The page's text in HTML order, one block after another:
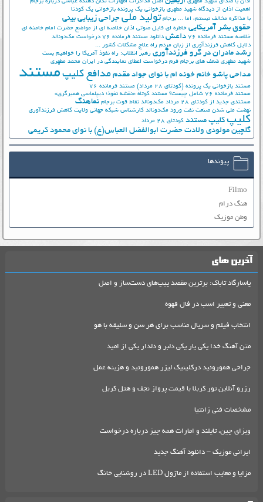
اذان با صدای شهید مطهری اصل مذاکرات اظهارات تکان دهنده عباسی درباره برجام
اهمیت اذان از دیدگاه شهید مطهری بازخوانی یک پرونده بازخوانی یک کودتا
با مذاکره مخالف نیستم، اما ... برجام تولید ملی جراحی زیبایی بینی
حقوق بشر آمریکایی خاطره ای فایل صوتی اذان خلاصه ای از مواضع حضرت امام خامنه ای
خلاصه مستند فرمانده 76
داعش دانلود مستند فرمانده 76
درخواست مک‌دونالد
دلایل کاهش فرزندآوری از زبان مردم راه علاج مشکلات کشور ...
رشد مادران در گرو فرزندآوری رهبر انقلاب: راه نفوذ آمریکا را خواهیم بست
شهید مطهری ضعف های برجام فرم درخواست اعطای نمایندگی در ایران محمد مطهری
مداحی پاشو خانم خونه ام با نوای جواد مقدم مدافع کلیپ مستند
مستند بازخوانی یک پرونده (کودتای 28 مرداد)
مستند فرمانده 76
مستند فرمانده 76 شامل چیست؟
مستند کوتاه «نقشه نفوذ؛ دیپلماسی همبرگری»
مستندی جدید از کودتای 28 مرداد
مک‌دونالد نقاط قوت برجام نماهنگ
نهضت ملي شدن صنعت نفت ورود مک‌دونالد کارشناس شبکه جهانی ولایت کاهش فرزندآوری
کلیپ کلیپ مستند کودتای 28 مرداد
گلچین مولودی ولادت حضرت ابوالفضل العباس(ع) با نوای محمود کریمی
پیوندها
Filmo
هنگ درام
وطن موزیک
آخرین های
پاسارگاد تاباک: برترین مقصد پیپ‌های دست‌ساز و اصل
معنی و تعبیر اسب در فال قهوه
انتخاب فیلم و سریال مناسب برای هر سن و سلیقه با هو
متن آهنگ خدا یکی یار یکی دلبر و دلدار یکی از امید
جراحی هموروئید درکلینیک لیزر هموروئید و هزینه عمل
رزرو آنلاین تور کربلا با قیمت پرواز نجف و هتل کربل
مشخصات فنی زانتیا
ویزای چین، تایلند و امارات همه چیز درباره درخواست
ایرانی موزیک – دانلود آهنگ جدید
مزایا و معایب استفاده از ماژول LED در روشنایی خانگ